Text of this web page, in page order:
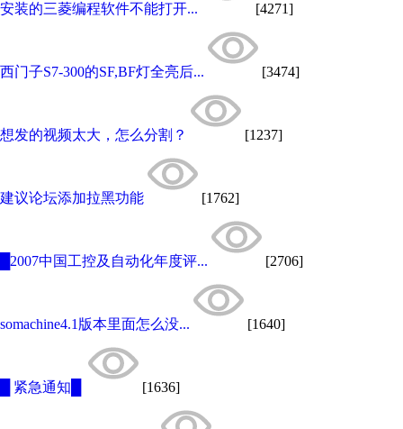
安装的三菱编程软件不能打开... [4271]
西门子S7-300的SF,BF灯全亮后... [3474]
想发的视频太大，怎么分割？ [1237]
建议论坛添加拉黑功能 [1762]
█2007中国工控及自动化年度评... [2706]
somachine4.1版本里面怎么没... [1640]
█ 紧急通知█ [1636]